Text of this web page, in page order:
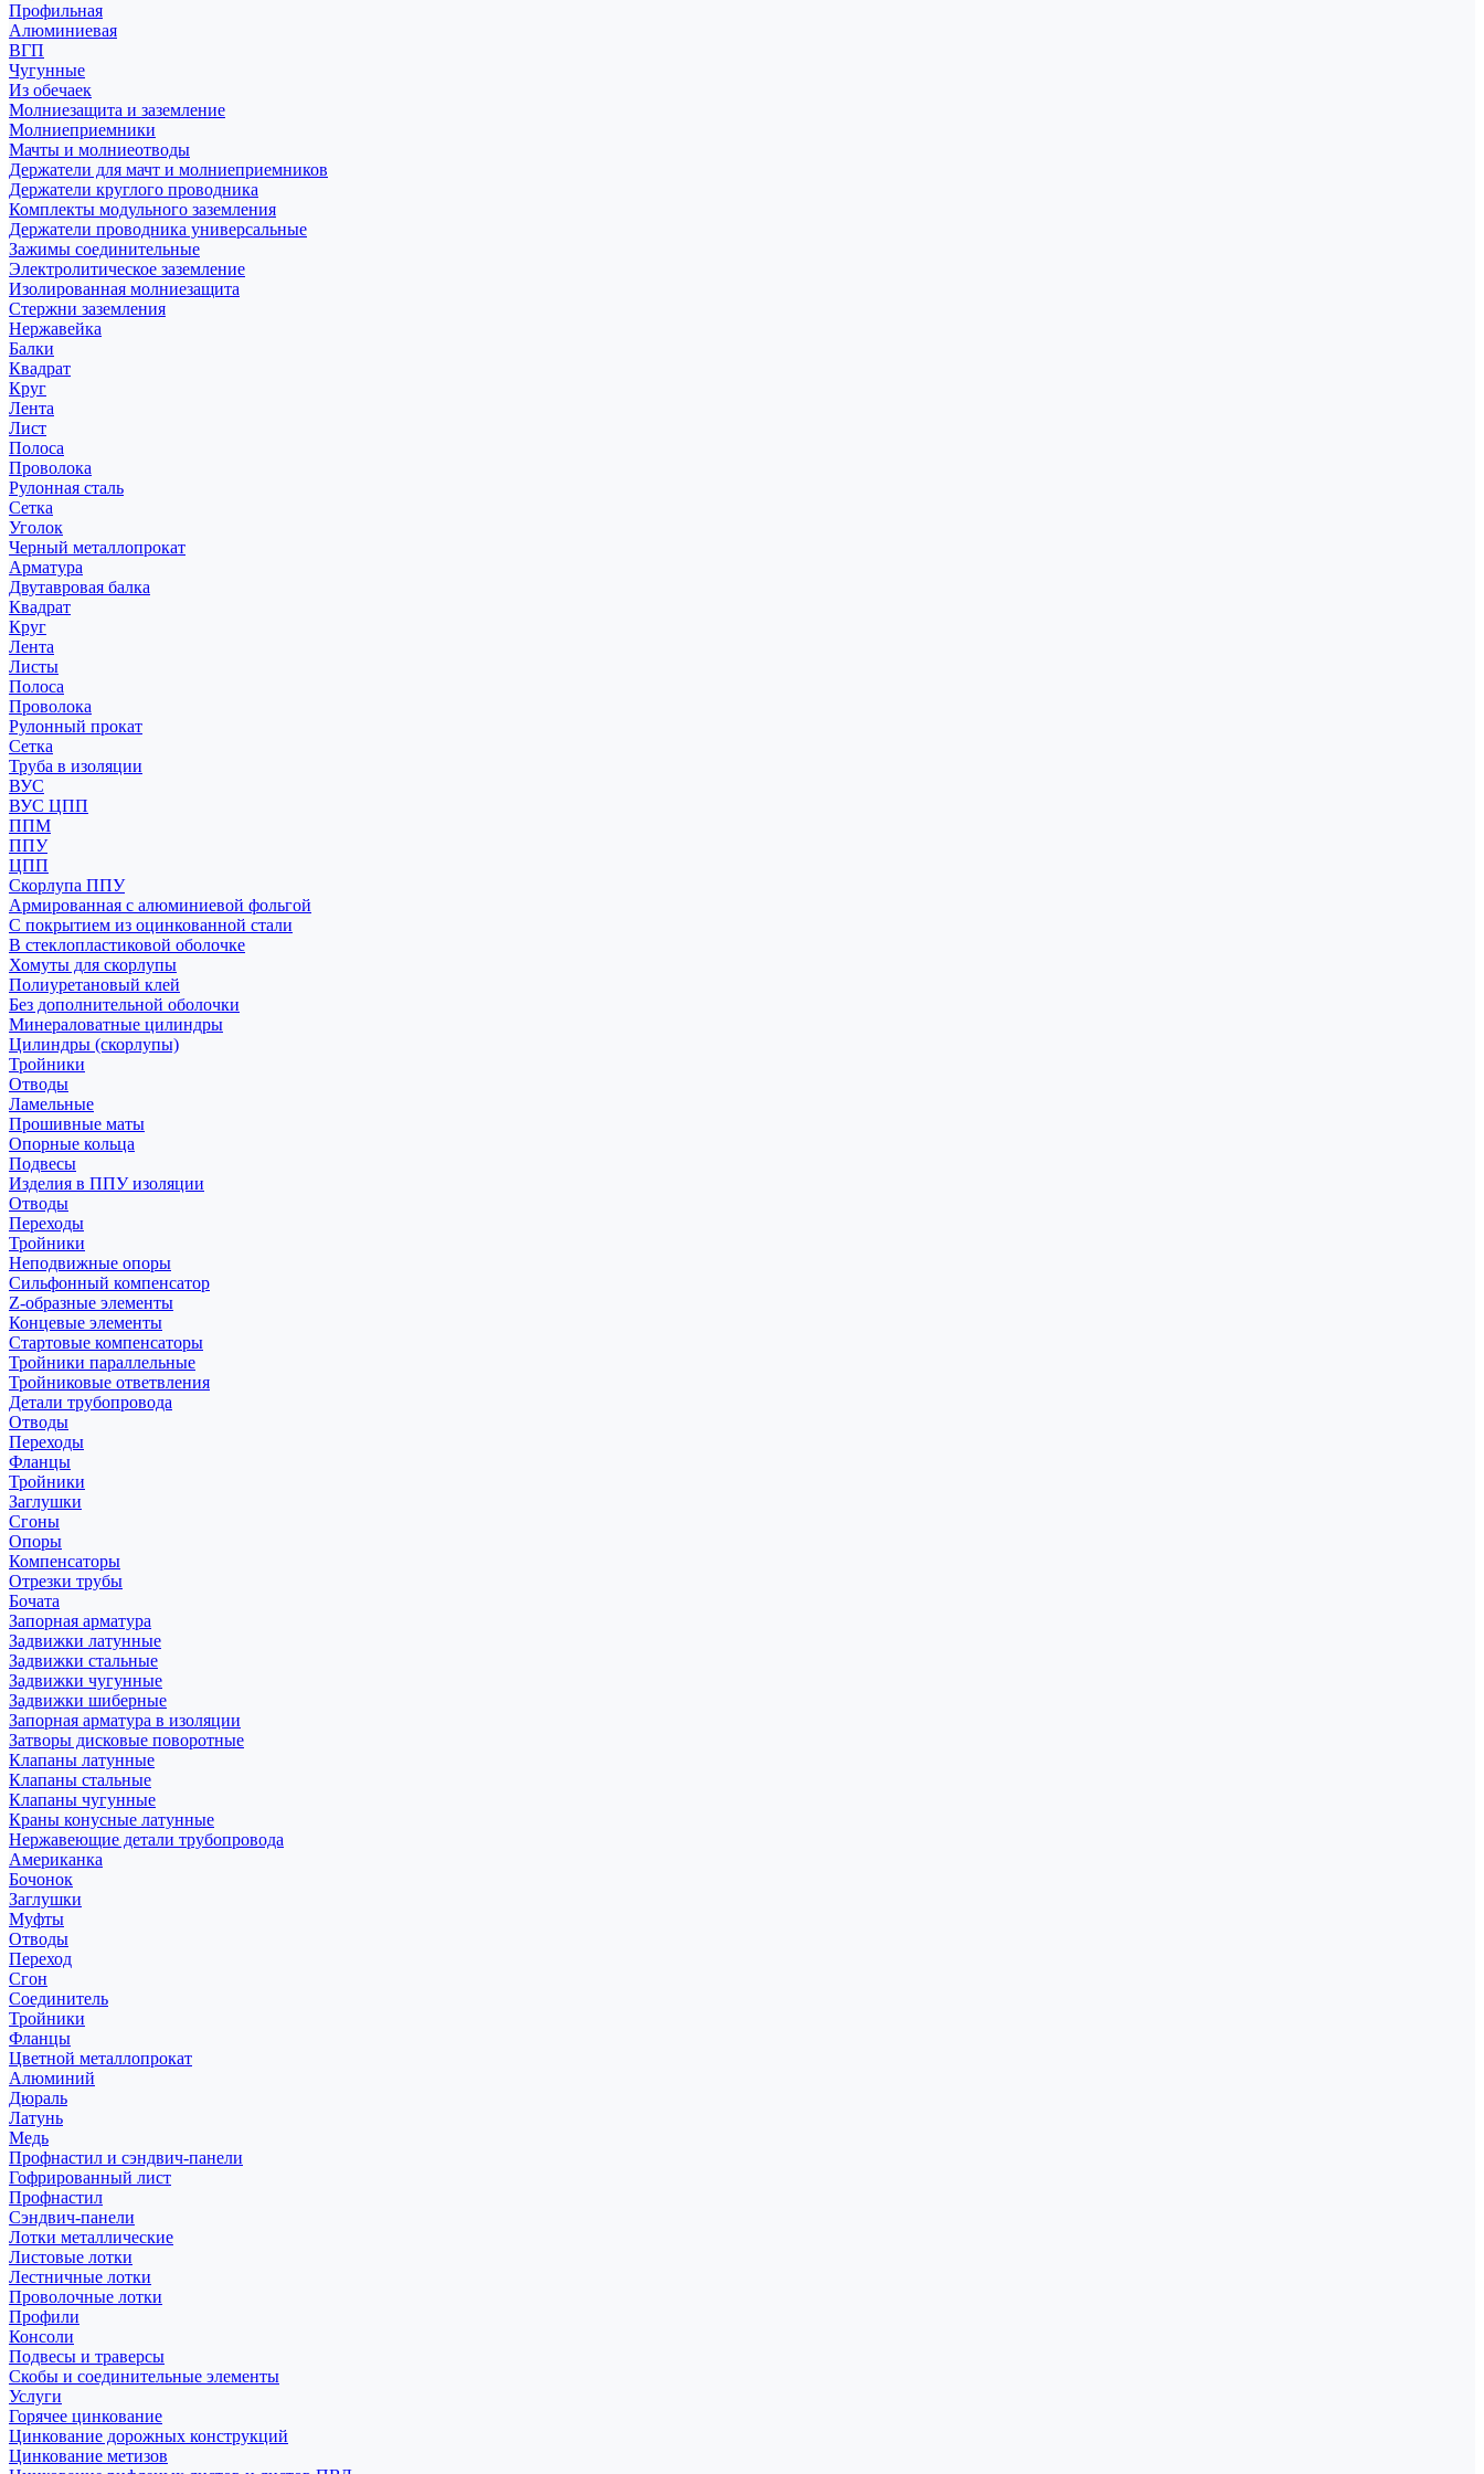
Профильная
Алюминиевая
ВГП
Чугунные
Из обечаек
Молниезащита и заземление
Молниеприемники
Мачты и молниеотводы
Держатели для мачт и молниеприемников
Держатели круглого проводника
Комплекты модульного заземления
Держатели проводника универсальные
Зажимы соединительные
Электролитическое заземление
Изолированная молниезащита
Стержни заземления
Нержавейка
Балки
Квадрат
Круг
Лента
Лист
Полоса
Проволока
Рулонная сталь
Сетка
Уголок
Черный металлопрокат
Арматура
Двутавровая балка
Квадрат
Круг
Лента
Листы
Полоса
Проволока
Рулонный прокат
Сетка
Труба в изоляции
ВУС
ВУС ЦПП
ППМ
ППУ
ЦПП
Скорлупа ППУ
Армированная с алюминиевой фольгой
С покрытием из оцинкованной стали
В стеклопластиковой оболочке
Хомуты для скорлупы
Полиуретановый клей
Без дополнительной оболочки
Минераловатные цилиндры
Цилиндры (скорлупы)
Тройники
Отводы
Ламельные
Прошивные маты
Опорные кольца
Подвесы
Изделия в ППУ изоляции
Отводы
Переходы
Тройники
Неподвижные опоры
Cильфонный компенсатор
Z-образные элементы
Концевые элементы
Стартовые компенсаторы
Тройники параллельные
Тройниковые ответвления
Детали трубопровода
Отводы
Переходы
Фланцы
Тройники
Заглушки
Сгоны
Опоры
Компенсаторы
Отрезки трубы
Бочата
Запорная арматура
Задвижки латунные
Задвижки стальные
Задвижки чугунные
Задвижки шиберные
Запорная арматура в изоляции
Затворы дисковые поворотные
Клапаны латунные
Клапаны стальные
Клапаны чугунные
Краны конусные латунные
Нержавеющие детали трубопровода
Американка
Бочонок
Заглушки
Муфты
Отводы
Переход
Сгон
Соединитель
Тройники
Фланцы
Цветной металлопрокат
Алюминий
Дюраль
Латунь
Медь
Профнастил и сэндвич-панели
Гофрированный лист
Профнастил
Сэндвич-панели
Лотки металлические
Листовые лотки
Лестничные лотки
Проволочные лотки
Профили
Консоли
Подвесы и траверсы
Скобы и соединительные элементы
Услуги
Горячее цинкование
Цинкование дорожных конструкций
Цинкование метизов